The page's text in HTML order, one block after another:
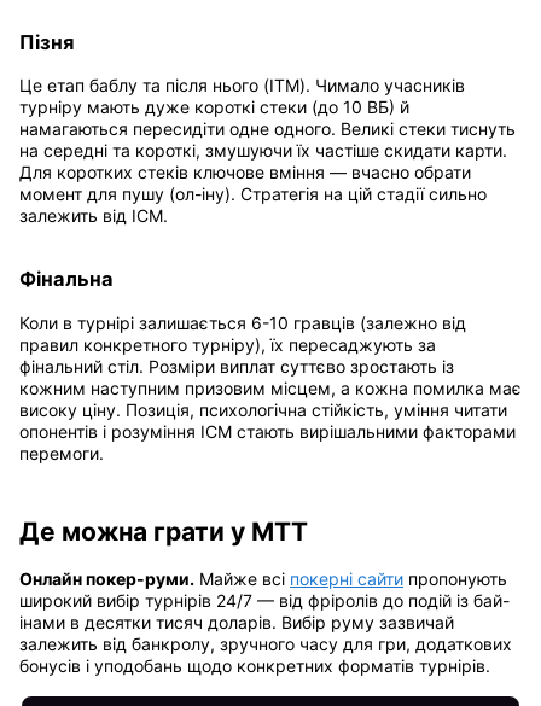
Пізня
Це етап баблу та після нього (ITM). Чимало учасників
турніру мають дуже короткі стеки (до 10 ВБ) й
намагаються пересидіти одне одного. Великі стеки тиснуть
на середні та короткі, змушуючи їх частіше скидати карти.
Для коротких стеків ключове вміння — вчасно обрати
момент для пушу (ол-іну). Стратегія на цій стадії сильно
залежить від ICM.
Фінальна
Коли в турнірі залишається 6-10 гравців (залежно від
правил конкретного турніру), їх пересаджують за
фінальний стіл. Розміри виплат суттєво зростають із
кожним наступним призовим місцем, а кожна помилка має
високу ціну. Позиція, психологічна стійкість, уміння читати
опонентів і розуміння ICM стають вирішальними факторами
перемоги.
Де можна грати у MTT
Онлайн покер-руми. Майже всі покерні сайти пропонують
широкий вибір турнірів 24/7 — від фріролів до подій із бай-
інами в десятки тисяч доларів. Вибір руму зазвичай
залежить від банкролу, зручного часу для гри, додаткових
бонусів і уподобань щодо конкретних форматів турнірів.